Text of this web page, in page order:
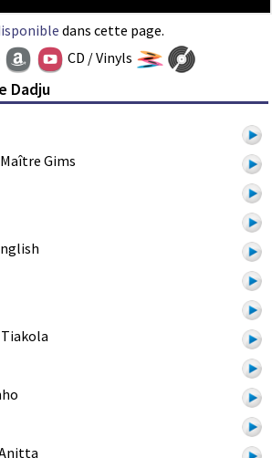
dans cette page.
CD / Vinyls
Dadju
Gims